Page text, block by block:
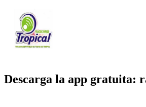
Descarga la app gratuita: